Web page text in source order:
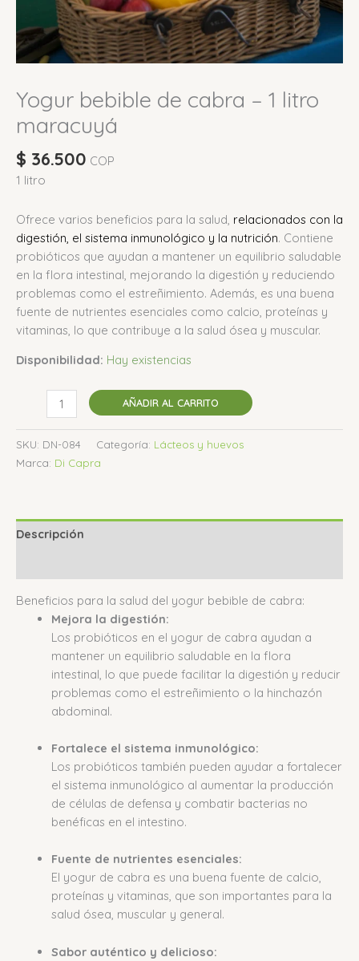
Yogur bebible de cabra – 1 litro
maracuyá
$ 36.500 COP
1 litro
Ofrece varios beneficios para la salud, relacionados con la
digestión, el sistema inmunológico y la nutrición. Contiene
probióticos que ayudan a mantener un equilibrio saludable
en la flora intestinal, mejorando la digestión y reduciendo
problemas como el estreñimiento. Además, es una buena
fuente de nutrientes esenciales como calcio, proteínas y
vitaminas, lo que contribuye a la salud ósea y muscular.
Disponibilidad: Hay existencias
AÑADIR AL CARRITO
SKU: DN-084 Categoría: Lácteos y huevos
Marca: Di Capra
Descripción
Beneficios para la salud del yogur bebible de cabra:
Mejora la digestión:
Los probióticos en el yogur de cabra ayudan a
mantener un equilibrio saludable en la flora
intestinal, lo que puede facilitar la digestión y reducir
problemas como el estreñimiento o la hinchazón
abdominal.
Fortalece el sistema inmunológico:
Los probióticos también pueden ayudar a fortalecer
el sistema inmunológico al aumentar la producción
de células de defensa y combatir bacterias no
benéficas en el intestino.
Fuente de nutrientes esenciales:
El yogur de cabra es una buena fuente de calcio,
proteínas y vitaminas, que son importantes para la
salud ósea, muscular y general.
Sabor auténtico y delicioso: